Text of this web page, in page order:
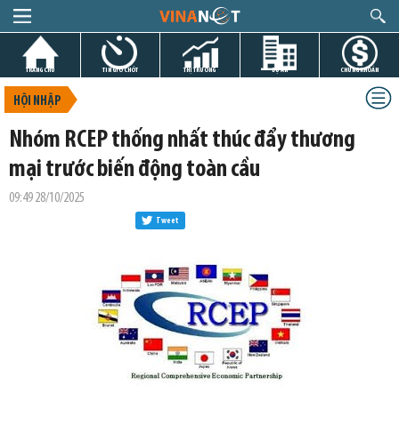
TRANG CHỦ TIN GIỜ CHÓT THỊ TRƯỜNG DỰ ÁN CHỨNG KHOÁN
HỘI NHẬP
Nhóm RCEP thống nhất thúc đẩy thương
mại trước biến động toàn cầu
09:49 28/10/2025
Tweet